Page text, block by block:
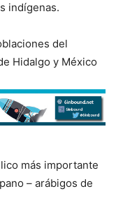
indígenas.
del
Hidalgo y México
más importante
– arábigos de